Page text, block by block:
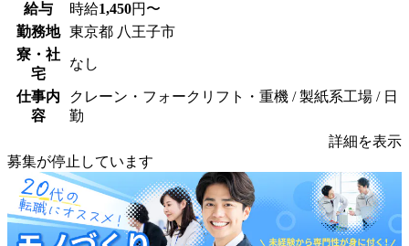
給与 時給1,450円〜
勤務地
東京都 八王子市
寮・社
宅
なし
仕事内
容
クレーン・フォークリフト・重機 / 製紙系工場 / 日
勤
詳細を表示
募集が停止しています